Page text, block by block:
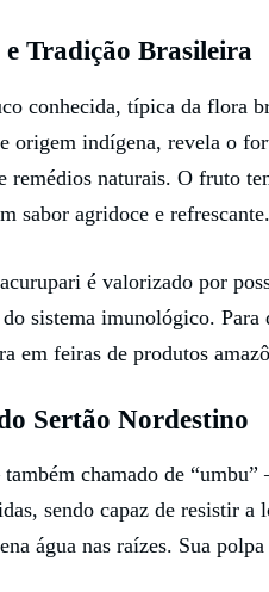
Tradição Brasileira
conhecida, típica da flora
origem indígena, revela o
remédios naturais. O fruto
sabor agridoce e refrescante.
é valorizado por
sistema imunológico.
em feiras de produtos
Sertão Nordestino
também chamado de
sendo capaz de resistir a
água nas raízes. Sua